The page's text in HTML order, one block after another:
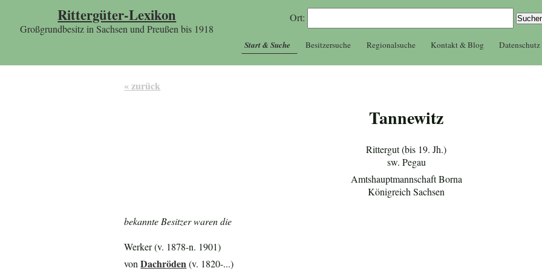
Rittergüter-Lexikon
Großgrundbesitz in Sachsen und Preußen bis 1918
Ort:
Start & Suche Besitzersuche Regionalsuche Kontakt & Blog Datenschutz
« zurück
Tannewitz
Rittergut (bis 19. Jh.)
sw. Pegau
Amtshauptmannschaft Borna
Königreich Sachsen
bekannte Besitzer waren die
Werker (v. 1878-n. 1901)
vonDachröden(v. 1820-...)